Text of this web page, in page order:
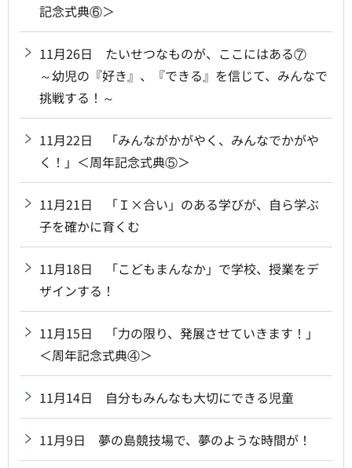
記念式典⑥＞
11月26日 たいせつなものが、ここにはある⑦
～幼児の『好き』、『できる』を信じて、みんなで
挑戦する！～
11月22日 「みんながかがやく、みんなでかがや
く！」＜周年記念式典⑤＞
11月21日 「Ｉ×合い」のある学びが、自ら学ぶ
子を確かに育くむ
11月18日 「こどもまんなか」で学校、授業をデ
ザインする！
11月15日 「力の限り、発展させていきます！」
＜周年記念式典④＞
11月14日 自分もみんなも大切にできる児童
11月9日 夢の島競技場で、夢のような時間が！